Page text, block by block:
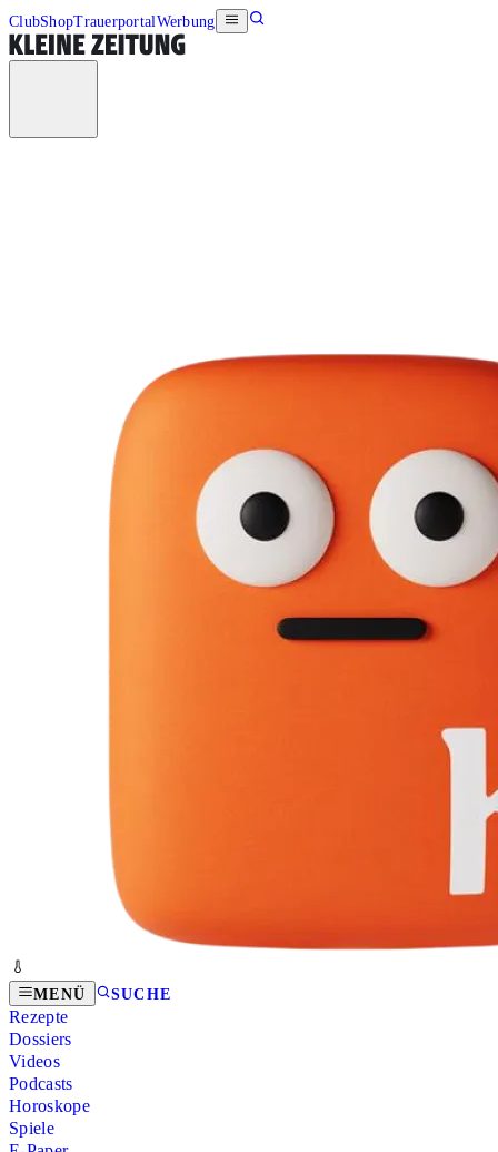
ClubShopTrauerportalWerbung
MENÜ SUCHE
Rezepte
Dossiers
Videos
Podcasts
Horoskope
Spiele